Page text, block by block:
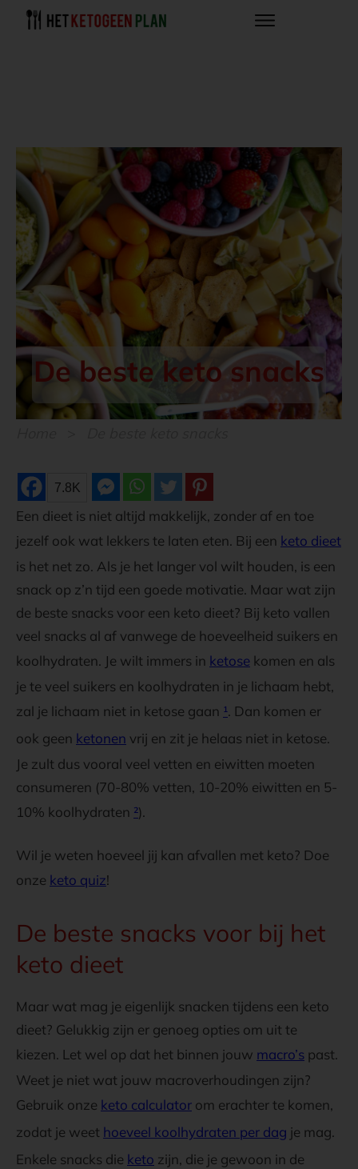
De beste keto snacks
7.8K
Een dieet is niet altijd makkelijk, zonder af en toe
jezelf ook wat lekkers te laten eten. Bij een keto dieet
is het net zo. Als je het langer vol wilt houden, is een
snack op z’n tijd een goede motivatie. Maar wat zijn
de beste snacks voor een keto dieet? Bij keto vallen
veel snacks al af vanwege de hoeveelheid suikers en
koolhydraten. Je wilt immers in ketose komen en als
je te veel suikers en koolhydraten in je lichaam hebt,
zal je lichaam niet in ketose gaan ¹. Dan komen er
ook geen ketonen vrij en zit je helaas niet in ketose.
Je zult dus vooral veel vetten en eiwitten moeten
consumeren (70-80% vetten, 10-20% eiwitten en 5-
10% koolhydraten ²).
Wil je weten hoeveel jij kan afvallen met keto? Doe
onze keto quiz!
De beste snacks voor bij het
keto dieet
Maar wat mag je eigenlijk snacken tijdens een keto
dieet? Gelukkig zijn er genoeg opties om uit te
kiezen. Let wel op dat het binnen jouw macro’s past.
Weet je niet wat jouw macroverhoudingen zijn?
Gebruik onze keto calculator om erachter te komen,
zodat je weet hoeveel koolhydraten per dag je mag.
Enkele snacks die keto zijn, die je gewoon in de